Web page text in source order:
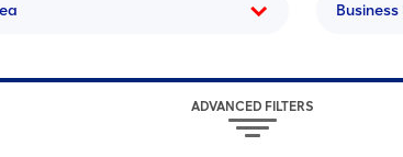
ADVANCED FILTERS